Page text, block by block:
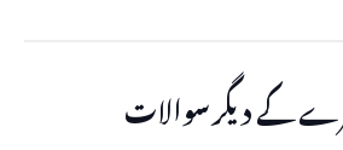
کے دیگر سوالات